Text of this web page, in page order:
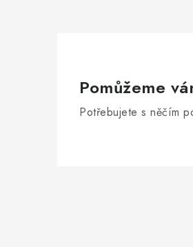
Pomůžeme
Potřebujete s něčím